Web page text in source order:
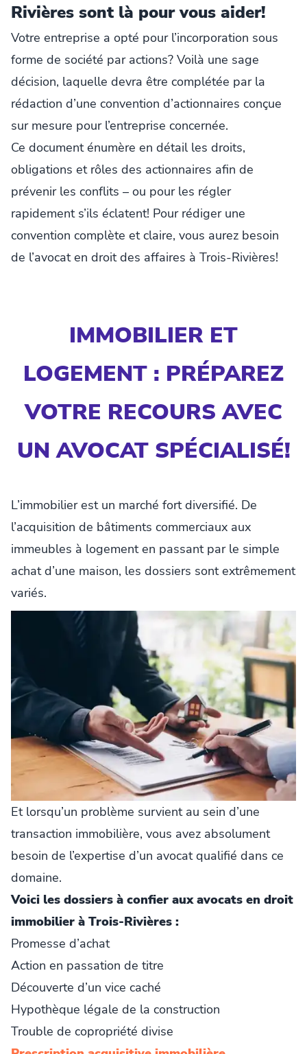
Rivières sont là pour vous aider!
Votre entreprise a opté pour l’incorporation sous
forme de société par actions? Voilà une sage
décision, laquelle devra être complétée par la
rédaction d’une convention d’actionnaires conçue
sur mesure pour l’entreprise concernée.
Ce document énumère en détail les droits,
obligations et rôles des actionnaires afin de
prévenir les conflits – ou pour les régler
rapidement s’ils éclatent! Pour rédiger une
convention complète et claire, vous aurez besoin
de l’avocat en droit des affaires à Trois-Rivières!
IMMOBILIER ET
LOGEMENT : PRÉPAREZ
VOTRE RECOURS AVEC
UN AVOCAT SPÉCIALISÉ!
L’immobilier est un marché fort diversifié. De
l’acquisition de bâtiments commerciaux aux
immeubles à logement en passant par le simple
achat d’une maison, les dossiers sont extrêmement
variés.
Et lorsqu’un problème survient au sein d’une
transaction immobilière, vous avez absolument
besoin de l’expertise d’un avocat qualifié dans ce
domaine.
Voici les dossiers à confier aux avocats en droit
immobilier à Trois-Rivières :
Promesse d’achat
Action en passation de titre
Découverte d’un vice caché
Hypothèque légale de la construction
Trouble de copropriété divise